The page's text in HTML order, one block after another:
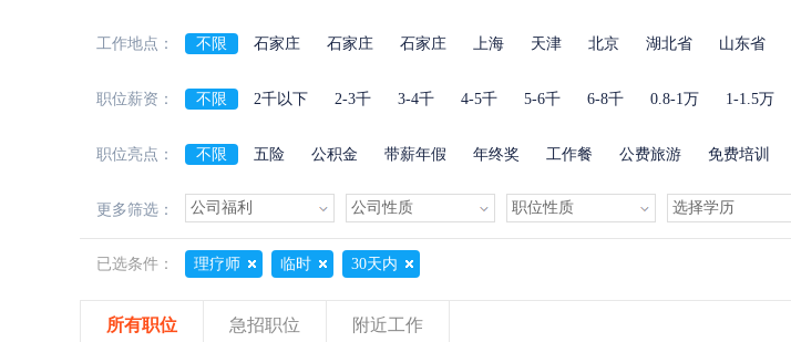
工作地点： 不限 石家庄 石家庄 石家庄 上海 天津 北京 湖北省 山东省
职位薪资： 不限 2千以下 2-3千 3-4千 4-5千 5-6千 6-8千 0.8-1万 1-1.5万
职位亮点： 不限 五险 公积金 带薪年假 年终奖 工作餐 公费旅游 免费培训
更多筛选：
已选条件： 理疗师 临时 30天内
所有职位 急招职位 附近工作